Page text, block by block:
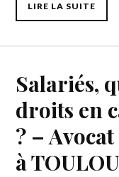
LIRE LA SUITE
Salariés,
droits en
? –
à